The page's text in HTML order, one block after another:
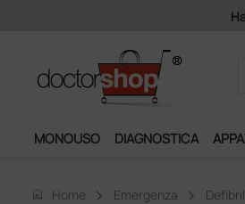
Hai appena creato un
MONOUSO DIAGNOSTICA
home Home Emergenza